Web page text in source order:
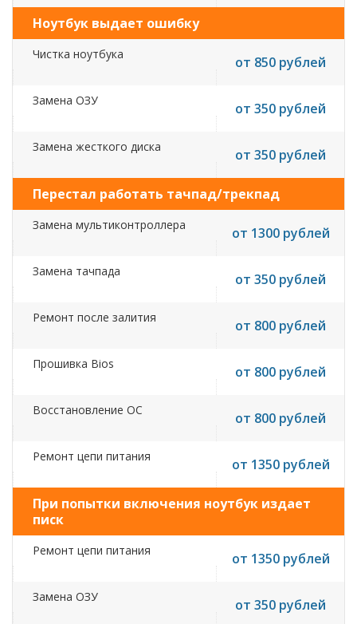
Ноутбук выдает ошибку
Чистка ноутбука от 850 рублей
Замена ОЗУ от 350 рублей
Замена жесткого диска от 350 рублей
Перестал работать тачпад/трекпад
Замена мультиконтроллера от 1300 рублей
Замена тачпада от 350 рублей
Ремонт после залития от 800 рублей
Прошивка Bios от 800 рублей
Восстановление ОС от 800 рублей
Ремонт цепи питания от 1350 рублей
При попытки включения ноутбук издает
писк
Ремонт цепи питания от 1350 рублей
Замена ОЗУ от 350 рублей